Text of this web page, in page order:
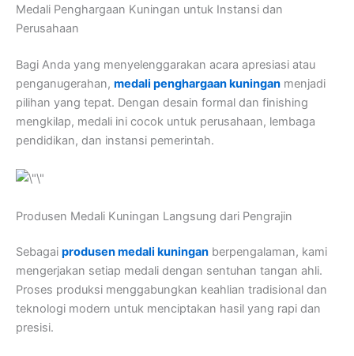
Medali Penghargaan Kuningan untuk Instansi dan
Perusahaan
Bagi Anda yang menyelenggarakan acara apresiasi atau
penganugerahan, medali penghargaan kuningan menjadi
pilihan yang tepat. Dengan desain formal dan finishing
mengkilap, medali ini cocok untuk perusahaan, lembaga
pendidikan, dan instansi pemerintah.
Produsen Medali Kuningan Langsung dari Pengrajin
Sebagai produsen medali kuningan berpengalaman, kami
mengerjakan setiap medali dengan sentuhan tangan ahli.
Proses produksi menggabungkan keahlian tradisional dan
teknologi modern untuk menciptakan hasil yang rapi dan
presisi.